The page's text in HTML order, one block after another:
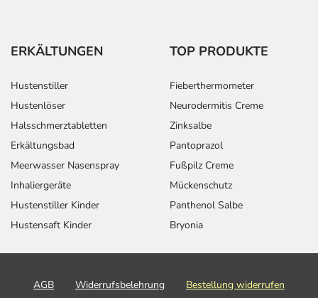
268 mg Fipronil
241,2 mg Methopren
Sonstige Bestandteile: Butylhydroxyanisol,
Butylhydroxytoluol, Ethanol, Polysorbat 80, Povidon,
Diethylenglycolmonoethylether
Adresse des Anbieters/Herstellers
Boehringer Ingelheim VETMEDICA GmbH
55215 Ingelheim
herunterladen.
ERKÄLTUNGEN
Hustenstiller
Hustenlöser
Halsschmerztabletten
Erkältungsbad
Meerwasser Nasenspray
Inhaliergeräte
Hustenstiller Kinder
Hustensaft Kinder
TOP PRODUKTE
Fieberthermometer
Neurodermitis Creme
Zinksalbe
Pantoprazol
Fußpilz Creme
Mückenschutz
Panthenol Salbe
Bryonia
AGB Widerrufsbelehrung
Bestellung widerrufen